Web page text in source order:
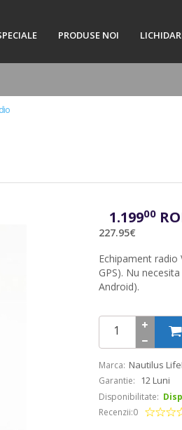
PRODUSE NOI
1.19900
227.95€
Echipament radio
GPS). Nu
Android).
Marca: Nautilus
Garantie: 12 Luni
Disponibilitate:
Recenzii:0